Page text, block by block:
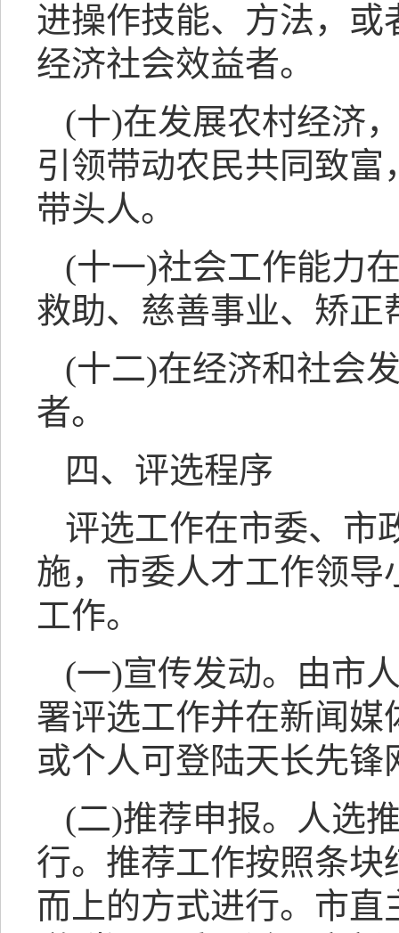
进操作技能、方法，
经济社会效益者。
(十)在发展农村经济
引领带动农民共同致
带头人。
(十一)社会工作能力
救助、慈善事业、矫
(十二)在经济和社会
者。
四、评选程序
评选工作在市委、市
施，市委人才工作领
工作。
(一)宣传发动。由市
署评选工作并在新闻
或个人可登陆天长先锋
(二)推荐申报。人选
行。推荐工作按照条
而上的方式进行。市